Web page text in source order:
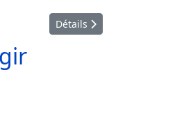
Détails